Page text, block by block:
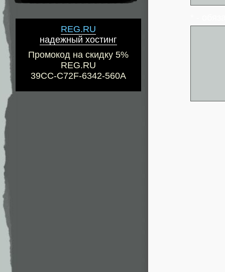
REG.RU
надежный хостинг
Промокод на скидку 5%
REG.RU
39CC-C72F-6342-560A